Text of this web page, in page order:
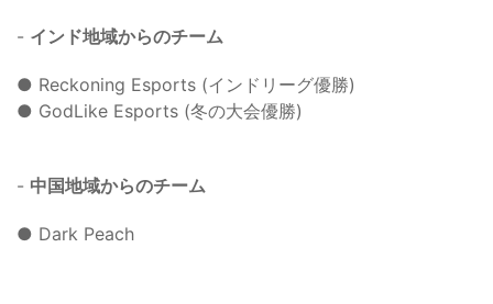
- インド地域からのチーム
● Reckoning Esports (インドリーグ優勝)
● GodLike Esports (冬の大会優勝)
- 中国地域からのチーム
● Dark Peach